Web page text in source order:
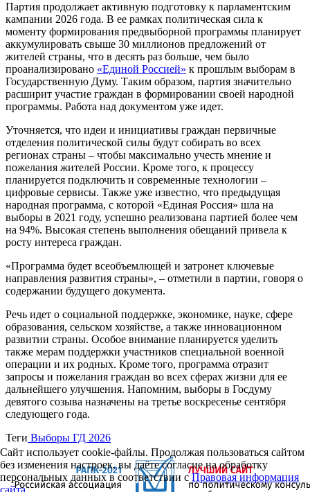
Партия продолжает активную подготовку к парламентским
кампании 2026 года. В ее рамках политическая сила к
моменту формирования предвыборной программы планирует
аккумулировать свыше 30 миллионов предложений от
жителей страны, что в десять раз больше, чем было
проанализировано «Единой Россией» к прошлым выборам в
Государственную Думу. Таким образом, партия значительно
расширит участие граждан в формировании своей народной
программы. Работа над документом уже идет.
Уточняется, что идеи и инициативы граждан первичные
отделения политической силы будут собирать во всех
регионах страны – чтобы максимально учесть мнение и
пожелания жителей России. Кроме того, к процессу
планируется подключить и современные технологии –
цифровые cервисы. Также уже известно, что предыдущая
народная программа, с которой «Единая Россия» шла на
выборы в 2021 году, успешно реализована партией более чем
на 94%. Высокая степень выполнения обещаний привела к
росту интереса граждан.
«Программа будет всеобъемлющей и затронет ключевые
направления развития страны», – отметили в партии, говоря о
содержании будущего документа.
Речь идет о социальной поддержке, экономике, науке, сфере
образования, сельском хозяйстве, а также инновационном
развитии страны. Особое внимание планируется уделить
также мерам поддержки участников специальной военной
операции и их родных. Кроме того, программа отразит
запросы и пожелания граждан во всех сферах жизни для ее
дальнейшего улучшения. Напомним, выборы в Госдуму
девятого созыва назначены на третье воскресенье сентября
следующего года.
Теги Выборы ГД 2026
Сайт использует cookie-файлы. Продолжая пользоваться сайтом
без изменения настроек, вы даёте согласие на обработку
персональных данных в соответствии сПравовая информация
сайта.